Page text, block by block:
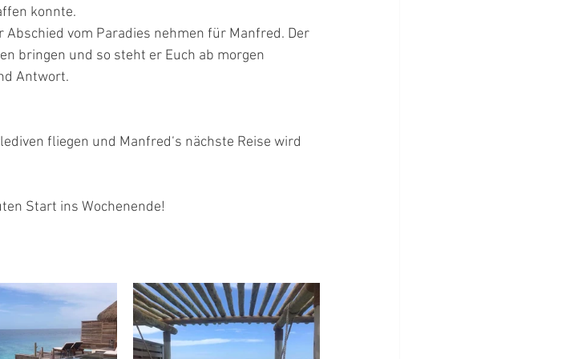
konnte.
vom Paradies nehmen für Manfred. Der
bringen und so steht er Euch ab morgen
Antwort.
fliegen und Manfred‘s nächste Reise wird
Start ins Wochenende!